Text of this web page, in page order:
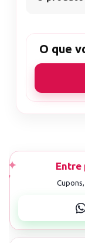
O que